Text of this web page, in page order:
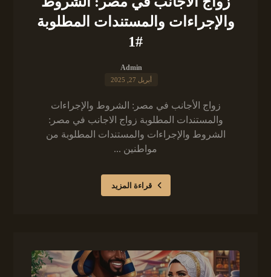
والإجراءات والمستندات المطلوبة
#1
Admin
أبريل 27, 2025
زواج الأجانب في مصر: الشروط والإجراءات
والمستندات المطلوبة زواج الاجانب في مصر:
الشروط والإجراءات والمستندات المطلوبة من
مواطنين ...
قراءة المزيد